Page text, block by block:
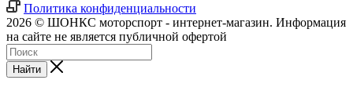
Политика конфиденциальности
2026 © ШОНКС моторспорт - интернет-магазин. Информация
на сайте не является публичной офертой
Найти